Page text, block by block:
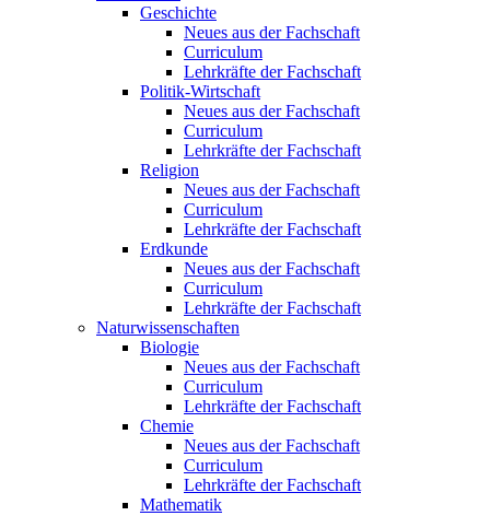
Geschichte
Neues aus der Fachschaft
Curriculum
Lehrkräfte der Fachschaft
Politik-Wirtschaft
Neues aus der Fachschaft
Curriculum
Lehrkräfte der Fachschaft
Religion
Neues aus der Fachschaft
Curriculum
Lehrkräfte der Fachschaft
Erdkunde
Neues aus der Fachschaft
Curriculum
Lehrkräfte der Fachschaft
Naturwissenschaften
Biologie
Neues aus der Fachschaft
Curriculum
Lehrkräfte der Fachschaft
Chemie
Neues aus der Fachschaft
Curriculum
Lehrkräfte der Fachschaft
Mathematik